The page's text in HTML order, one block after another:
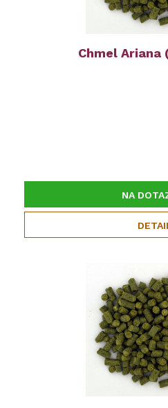
Chmel Ariana
NA